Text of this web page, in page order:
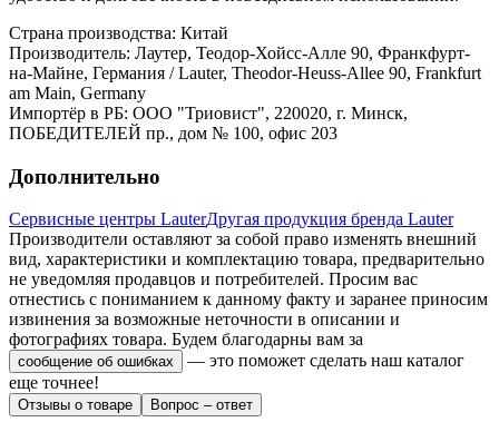
Страна производства: Китай
Производитель: Лаутер, Теодор-Хойсс-Алле 90, Франкфурт-
на-Майне, Германия / Lauter, Theodor-Heuss-Allee 90, Frankfurt
am Main, Germany
Импортёр в РБ: ООО "Триовист", 220020, г. Минск,
ПОБЕДИТЕЛЕЙ пр., дом № 100, офис 203
Дополнительно
Сервисные центры LauterДругая продукция бренда Lauter
Производители оставляют за собой право изменять внешний
вид, характеристики и комплектацию товара, предварительно
не уведомляя продавцов и потребителей. Просим вас
отнестись с пониманием к данному факту и заранее приносим
извинения за возможные неточности в описании и
фотографиях товара. Будем благодарны вам за
сообщение об ошибках
— это поможет сделать наш каталог
еще точнее!
Отзывы о товаре Вопрос – ответ